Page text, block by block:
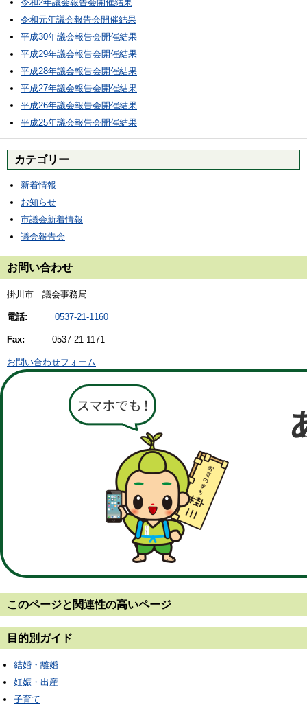
令和2年議会報告会開催結果
令和元年議会報告会開催結果
平成30年議会報告会開催結果
平成29年議会報告会開催結果
平成28年議会報告会開催結果
平成27年議会報告会開催結果
平成26年議会報告会開催結果
平成25年議会報告会開催結果
カテゴリー
新着情報
お知らせ
市議会新着情報
議会報告会
お問い合わせ
掛川市 議会事務局
電話: 0537-21-1160
Fax: 0537-21-1171
お問い合わせフォーム
このページと 関連性の高いページ
目的別ガイド
結婚・離婚
妊娠・出産
子育て